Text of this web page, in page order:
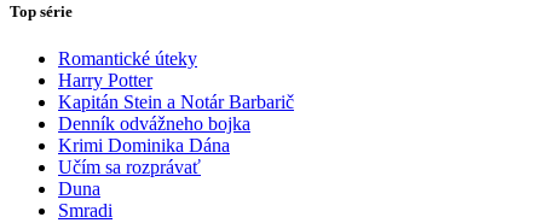
Top série
Romantické úteky
Harry Potter
Kapitán Stein a Notár Barbarič
Denník odvážneho bojka
Krimi Dominika Dána
Učím sa rozprávať
Duna
Smradi